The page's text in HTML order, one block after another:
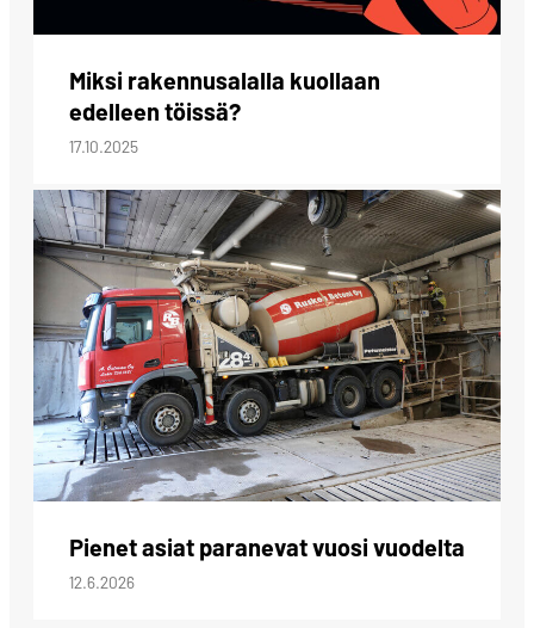
Miksi rakennusalalla kuollaan
edelleen töissä?
17.10.2025
Pienet asiat paranevat vuosi vuodelta
12.6.2026